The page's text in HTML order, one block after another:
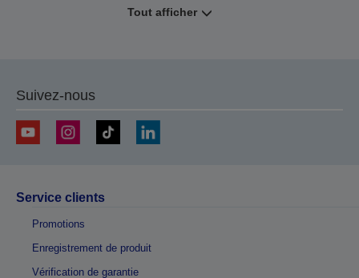
Tout afficher
Suivez-nous
Service clients
Promotions
Enregistrement de produit
Vérification de garantie